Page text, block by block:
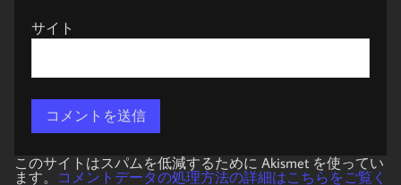
サイト
このサイトはスパムを低減するために Akismet を使ってい
ます。 コメントデータの処理方法の詳細はこちらをご覧く